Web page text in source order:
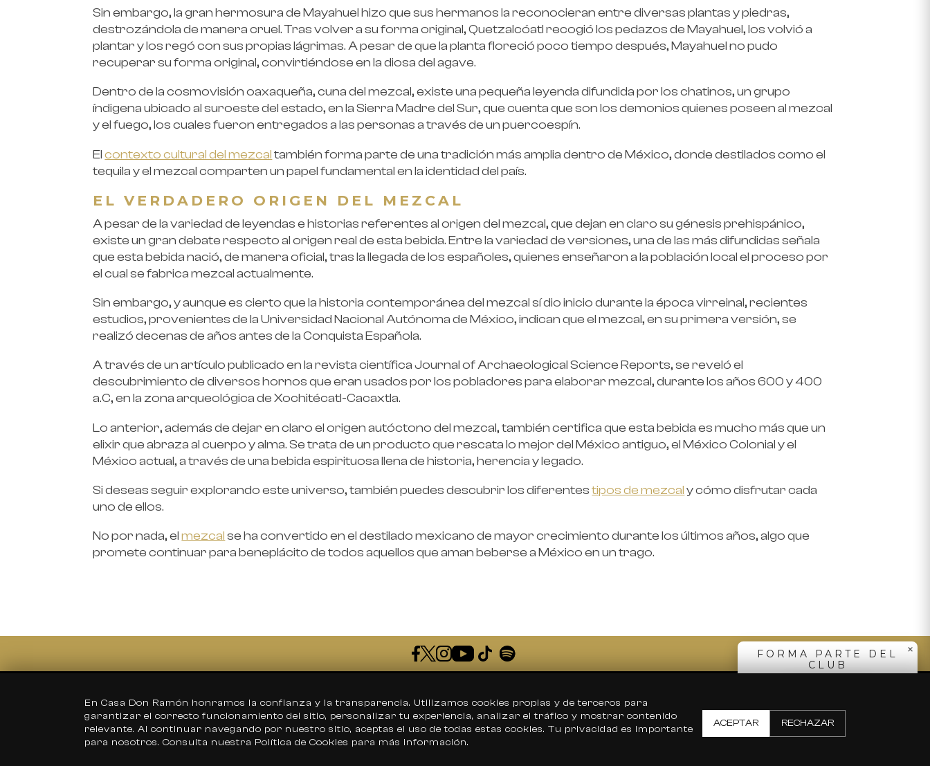
Sin embargo, la gran hermosura de Mayahuel hizo que sus hermanos la reconocieran entre diversas plantas y piedras,
destrozándola de manera cruel. Tras volver a su forma original, Quetzalcóatl recogió los pedazos de Mayahuel, los volvió a
plantar y los regó con sus propias lágrimas. A pesar de que la planta floreció poco tiempo después, Mayahuel no pudo
recuperar su forma original, convirtiéndose en la diosa del agave.
Dentro de la cosmovisión oaxaqueña, cuna del mezcal, existe una pequeña leyenda difundida por los chatinos, un grupo
índigena ubicado al suroeste del estado, en la Sierra Madre del Sur, que cuenta que son los demonios quienes poseen al mezcal
y el fuego, los cuales fueron entregados a las personas a través de un puercoespín.
Elcontexto cultural del mezcaltambién forma parte de una tradición más amplia dentro de México, donde destilados como el
tequila y el mezcal comparten un papel fundamental en la identidad del país.
EL VERDADERO ORIGEN DEL MEZCAL
A pesar de la variedad de leyendas e historias referentes al origen del mezcal, que dejan en claro su génesis prehispánico,
existe un gran debate respecto al origen real de esta bebida. Entre la variedad de versiones, una de las más difundidas señala
que esta bebida nació, de manera oficial, tras la llegada de los españoles, quienes enseñaron a la población local el proceso por
el cual se fabrica mezcal actualmente.
Sin embargo, y aunque es cierto que la historia contemporánea del mezcal sí dio inicio durante la época virreinal, recientes
estudios, provenientes de la Universidad Nacional Autónoma de México, indican que el mezcal, en su primera versión, se
realizó decenas de años antes de la Conquista Española.
A través de un artículo publicado en la revista científica Journal of Archaeological Science Reports, se reveló el
descubrimiento de diversos hornos que eran usados por los pobladores para elaborar mezcal, durante los años 600 y 400
a.C, en la zona arqueológica de Xochitécatl-Cacaxtla.
Lo anterior, además de dejar en claro el origen autóctono del mezcal, también certifica que esta bebida es mucho más que un
elixir que abraza al cuerpo y alma. Se trata de un producto que rescata lo mejor del México antiguo, el México Colonial y el
México actual, a través de una bebida espirituosa llena de historia, herencia y legado.
Si deseas seguir explorando este universo, también puedes descubrir los diferentestipos de mezcaly cómo disfrutar cada
uno de ellos.
No por nada, elmezcalse ha convertido en el destilado mexicano de mayor crecimiento durante los últimos años, algo que
promete continuar para beneplácito de todos aquellos que aman beberse a México en un trago.
Aviso de Privacidad Preguntas Frecuentes
Nuestra Historia Contacto
×
FORMA PARTE DEL
CLUB
SUSCRIBIRME
En Casa Don Ramón honramos la confianza y la transparencia. Utilizamos cookies propias y de terceros para
garantizar el correcto funcionamiento del sitio, personalizar tu experiencia, analizar el tráfico y mostrar contenido
relevante. Al continuar navegando por nuestro sitio, aceptas el uso de todas estas cookies. Tu privacidad es importante
para nosotros. Consulta nuestra Política de Cookies para más información.
ACEPTAR
RECHAZAR